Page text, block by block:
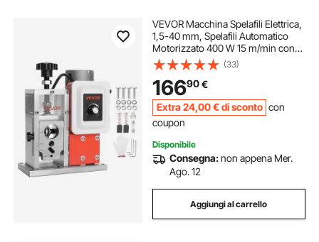
VEVOR Macchina Spelafili Elettrica,
1,5-40 mm, Spelafili Automatico
Motorizzato 400 W 15 m/min con
Lame, Rulli a V, Ventola di
Raffreddamento, per Rottami di
Rame 230 x 170 x 275 mm
(33)
16690€
Extra 24,00 €di sconto con
coupon
Disponibile
Consegna:non appena Mer.
Ago. 12
Aggiungi al carrello